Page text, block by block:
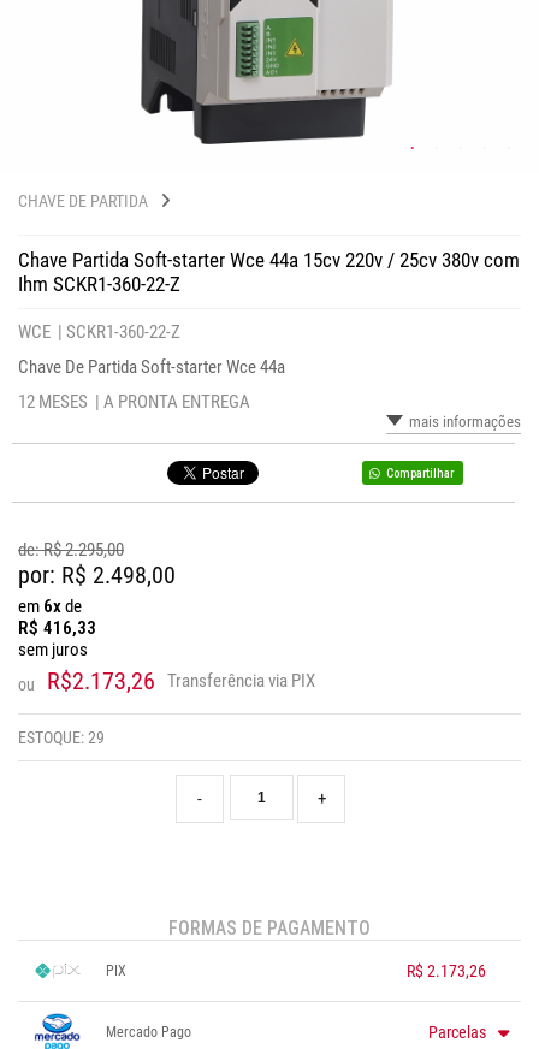
CHAVE DE PARTIDA
Chave Partida Soft-starter Wce 44a 15cv 220v / 25cv 380v com
Ihm SCKR1-360-22-Z
WCE | SCKR1-360-22-Z
Chave De Partida Soft-starter Wce 44a
12 MESES | A PRONTA ENTREGA
mais informações
Compartilhar
de: R$2.295,00
por: R$ 2.498,00
em 6xde
R$ 416,33
sem juros
ou R$2.173,26 Transferência via PIX
ESTOQUE:29
+
-
FORMAS DE PAGAMENTO
PIX R$ 2.173,26
..
Mercado Pago Parcelas